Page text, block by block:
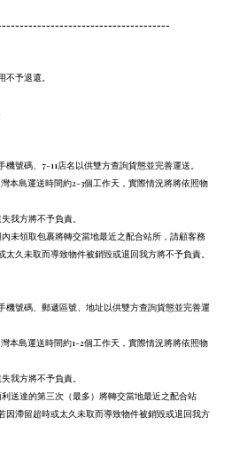
予退還。
號碼、7-11店名以供雙方查詢貨態並完善運送。
本島運送時間約2-3個工作天，實際情況將將依照物
我方將不予負責。
未領取包裹將轉交當地最近之配合站所，請顧客務
久未取而導致物件被銷毀或退回我方將不予負責。
機號碼、郵遞區號、地址以供雙方查詢貨態並完善運
本島運送時間約1-2個工作天，實際情況將將依照物
我方將不予負責。
送達的第三次（最多）將轉交當地最近之配合站
因滯留超時或太久未取而導致物件被銷毀或退回我方